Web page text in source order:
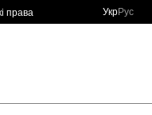
права
УкрРус